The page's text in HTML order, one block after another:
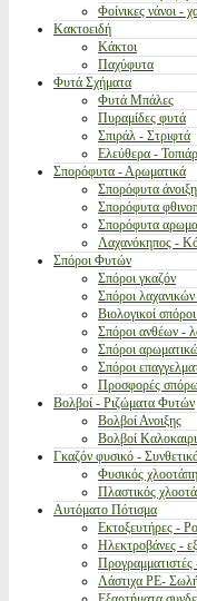
Φοίνικες νάνοι -
Κακτοειδή
Κάκτοι
Παχύφυτα
Φυτά Σχήματα
Φυτά Μπάλες
Πυραμίδες φυτά
Σπιράλ - Στριφτά
Ελεύθερα -
Σπορόφυτα - Αρωματικά
Σπορόφυτα
Σπορόφυτα
Σπορόφυτα
Λαχανόκηπος -
Σπόροι Φυτών
Σπόροι γκαζόν
Σπόροι
Βιολογικοί
Σπόροι ανθέων -
Σπόροι
Σπόροι
Προσφορές
Βολβοί - Ριζώματα Φυτών
Βολβοί Ανοιξης
Βολβοί
Γκαζόν φυσικό -
Φυσικός
Πλαστικός
Αυτόματο Πότισμα
Εκτοξευτήρες -
Ηλεκτροβάνες -
Λάστιχα PE-